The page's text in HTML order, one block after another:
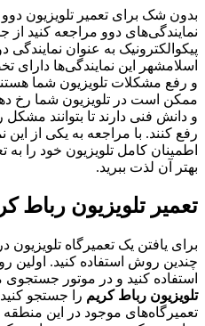
بدون شک برای تعمیر تلویزیون
نمایندگی‌های دوو مراجعه کنید
پیکوالکترونیک به عنوان
اسلامشهر این نمایندگی‌ها
و رفع مشکلات تلویزیون شما
ممکن است در تلویزیون شما رخ
و دانش فنی دارند تا بتوانند
رفع کنند. با مراجعه به یکی از این
اطمینان کامل تلویزیون خود را به
بهتر آن لذت ببرید.
تعمیر تلویزیون رباط
برای یافتن یک تعمیرگاه تلویزیون
چندین روش استفاده کنید. اولین
استفاده کنید و در موتور
تلویزیون رباط کریم را جستجو
تعمیرگاه‌های موجود در این